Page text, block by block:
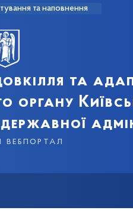
та наповнення
та
органу
вебпортал